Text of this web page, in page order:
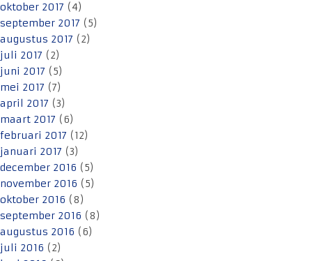
oktober 2017 (4)
september 2017 (5)
augustus 2017 (2)
juli 2017 (2)
juni 2017 (5)
mei 2017 (7)
april 2017 (3)
maart 2017 (6)
februari 2017 (12)
januari 2017 (3)
december 2016 (5)
november 2016 (5)
oktober 2016 (8)
september 2016 (8)
augustus 2016 (6)
juli 2016 (2)